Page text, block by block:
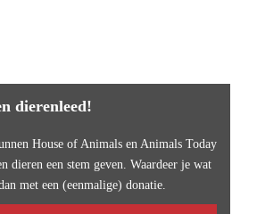
dierenleed!
House of Animals en Animals Today
dieren een stem geven. Waardeer je wat
met een (eenmalige) donatie.